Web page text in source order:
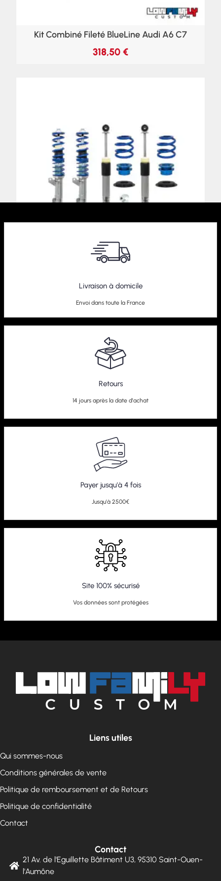
Kit Combiné Fileté BlueLine Audi A6 C7
318,50 €
Livraison à domicile
Envoi dans toute la France
Retours
14 jours après la date d'achat
Payer jusqu'à 4 fois
Jusqu'à 2500€
Site 100% sécurisé
Vos données sont protégées
Liens utiles
Qui sommes-nous
Conditions générales de vente
Politique de remboursement et de Retours
Politique de confidentialité
Contact
Contact
21 Av. de l'Eguillette Bâtiment U3, 95310 Saint-Ouen-
l'Aumône